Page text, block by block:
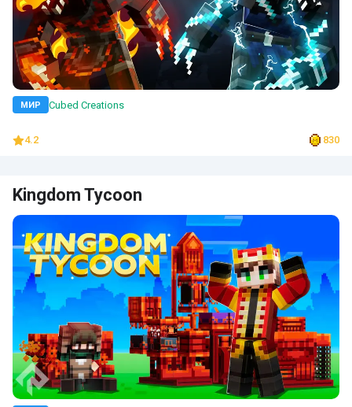
МИР Cubed Creations
4.2 830
Kingdom Tycoon